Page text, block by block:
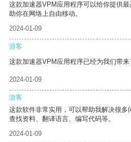
这款加速器VPM应用程序可以给你提供
助你在网络上自由移动。
2024-01-09
游客
这款加速器VPM应用程序已经为我们带来
2024-01-09
游客
这款软件非常实用，可以帮助我解决很
查找资料、翻译语言、编写代码等。
2024-01-09